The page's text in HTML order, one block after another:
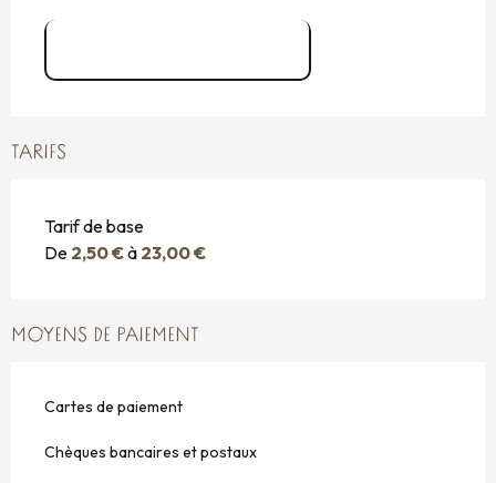
TARIFS
Tarif de base
De 2,50 €à 23,00 €
MOYENS DE PAIEMENT
Cartes de paiement
Chèques bancaires et postaux